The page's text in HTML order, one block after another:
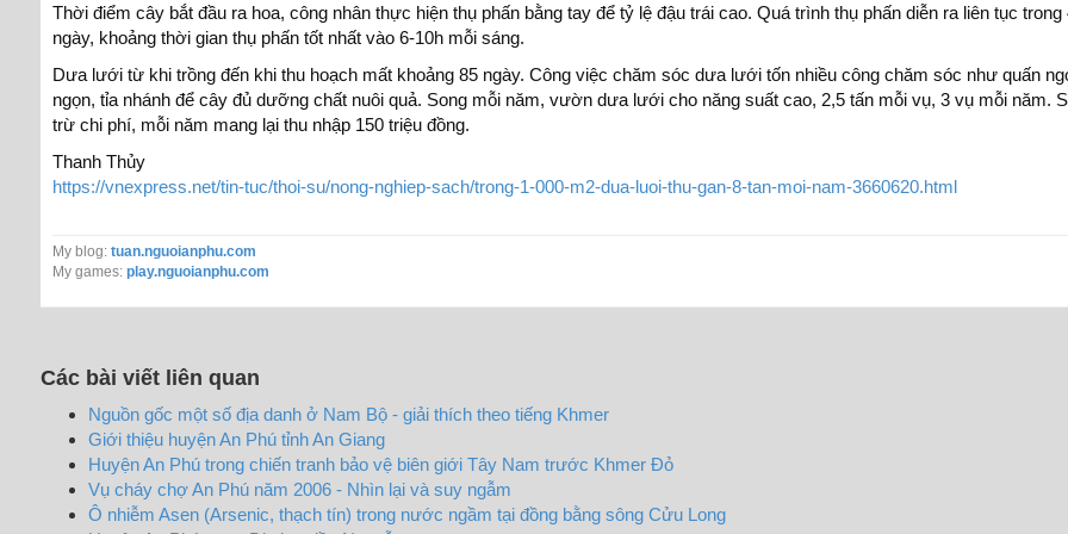
Thời điểm cây bắt đầu ra hoa, công nhân thực hiện thụ phấn bằng tay để tỷ lệ đậu trái cao. Quá trình thụ phấn diễn ra liên tục trong
ngày, khoảng thời gian thụ phấn tốt nhất vào 6-10h mỗi sáng.
Dưa lưới từ khi trồng đến khi thu hoạch mất khoảng 85 ngày. Công việc chăm sóc dưa lưới tốn nhiều công chăm sóc như quấn
ngọn, tỉa nhánh để cây đủ dưỡng chất nuôi quả. Song mỗi năm, vườn dưa lưới cho năng suất cao, 2,5 tấn mỗi vụ, 3 vụ mỗi năm.
trừ chi phí, mỗi năm mang lại thu nhập 150 triệu đồng.
Thanh Thủy
https://vnexpress.net/tin-tuc/thoi-su/nong-nghiep-sach/trong-1-000-m2-dua-luoi-thu-gan-8-tan-moi-nam-3660620.html
My blog: tuan.nguoianphu.com
My games: play.nguoianphu.com
Các bài viết liên quan
Nguồn gốc một số địa danh ở Nam Bộ - giải thích theo tiếng Khmer
Giới thiệu huyện An Phú tỉnh An Giang
Huyện An Phú trong chiến tranh bảo vệ biên giới Tây Nam trước Khmer Đỏ
Vụ cháy chợ An Phú năm 2006 - Nhìn lại và suy ngẫm
Ô nhiễm Asen (Arsenic, thạch tín) trong nước ngầm tại đồng bằng sông Cửu Long